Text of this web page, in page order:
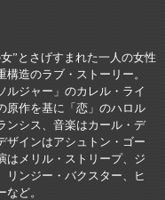
”とさげすまれた一人の女性
造のラブ・ストーリー。
ルジャー」のカレル・ライ
原作を基に「恋」のハロル
ンシス、音楽はカール・デ
ザインはアシュトン・ゴー
はメリル・ストリープ、ジ
リンジー・バクスター、ヒ
ど。